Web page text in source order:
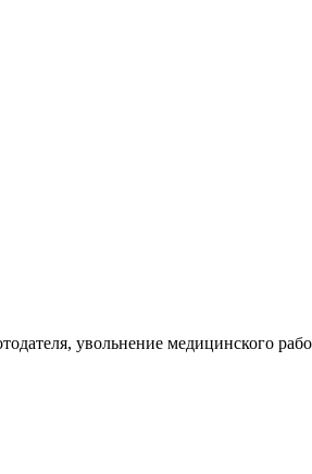
увольнение медицинского